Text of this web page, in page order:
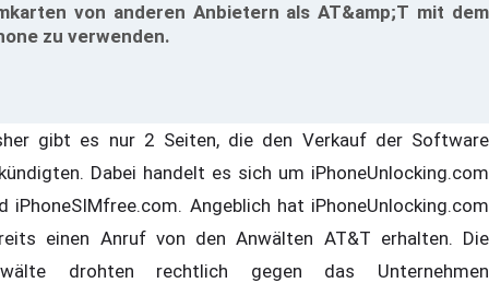
von anderen Anbietern als AT&amp;T mit dem
zu verwenden.
gibt es nur 2 Seiten, die den Verkauf der Software
Dabei handelt es sich um iPhoneUnlocking.com
iPhoneSIMfree.com. Angeblich hat iPhoneUnlocking.com
einen Anruf von den Anwälten AT&T erhalten. Die
drohten rechtlich gegen das Unternehmen